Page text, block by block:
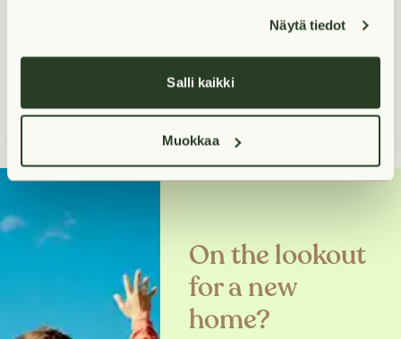
Näytä tiedot
Salli kaikki
Muokkaa
1H+K+KPH+R.PARV
1
On the lookout
for a new
home?